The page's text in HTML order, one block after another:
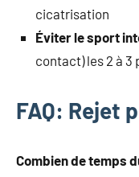
cicatrisation
Éviter le sport
contact) les 2 à 3
FAQ: Rejet
Combien de temps